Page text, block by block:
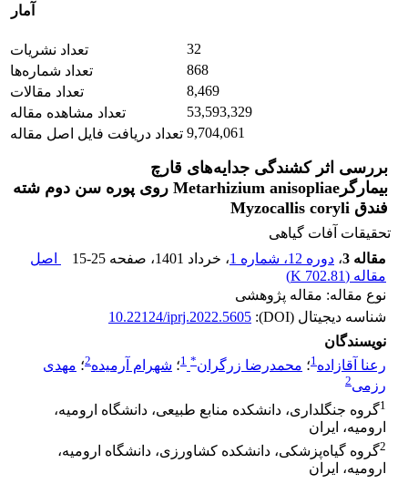
آمار
تعداد نشریات
32
تعداد شماره‌ها
868
تعداد مقالات
8,469
تعداد مشاهده مقاله
53,593,329
تعداد دریافت فایل اصل مقاله 9,704,061
بررسی اثر کشندگی جدایه‌های قارچ
بیمارگر‌Metarhizium anisopliae روی پوره سن دوم شته
فندق Myzocallis coryli
تحقیقات آفات گیاهی
مقاله 3
، دوره 12، شماره 1 ، خرداد 1401 ، صفحه 15-25
اصل
مقاله (702.81 K
)
نوع مقاله: مقاله پژوهشی
شناسه دیجیتال (DOI):
10.22124/iprj.2022.5605
نویسندگان
رعنا آقازاده1؛ محمدرضا زرگران*
1؛ شهرام آرمیده2؛ مهدی
رزمی2
1گروه جنگلداری، دانشکده منابع طبیعی، دانشگاه ارومیه،
ارومیه، ایران
2گروه گیاه‌پزشکی، دانشکده کشاورزی، دانشگاه ارومیه،
ارومیه، ایران